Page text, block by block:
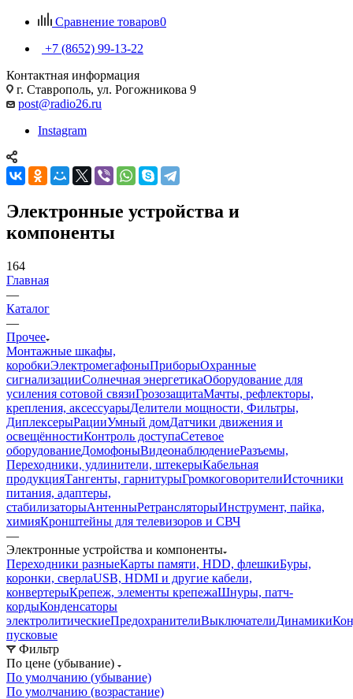
Сравнение товаров0
+7 (8652) 99-13-22
Контактная информация
г. Ставрополь, ул. Рогожникова 9
post@radio26.ru
Instagram
Электронные устройства и
компоненты
164
Главная
—
Каталог
—
Прочее
Монтажные шкафы,
коробкиЭлектромегафоныПриборыОхранные
сигнализацииСолнечная энергетикаОборудование для
усиления сотовой связиГрозозащитаМачты, рефлекторы,
крепления, аксессуарыДелители мощности, Фильтры,
ДиплексерыРацииУмный домДатчики движения и
освещённостиКонтроль доступаСетевое
оборудованиеДомофоныВидеонаблюдениеРазъемы,
Переходники, удлинители, штекерыКабельная
продукцияТангенты, гарнитурыГромкоговорителиИсточники
питания, адаптеры,
стабилизаторыАнтенныРетрансляторыИнструмент, пайка,
химияКронштейны для телевизоров и СВЧ
—
Электронные устройства и компоненты
Переходники разныеКарты памяти, HDD, флешкиБуры,
коронки, сверлаUSB, HDMI и другие кабели,
конвертерыКрепеж, элементы крепежаШнуры, патч-
кордыКонденсаторы
электролитическиеПредохранителиВыключателиДинамики
пусковые
Фильтр
По цене (убывание)
По умолчанию (убывание)
По умолчанию (возрастание)